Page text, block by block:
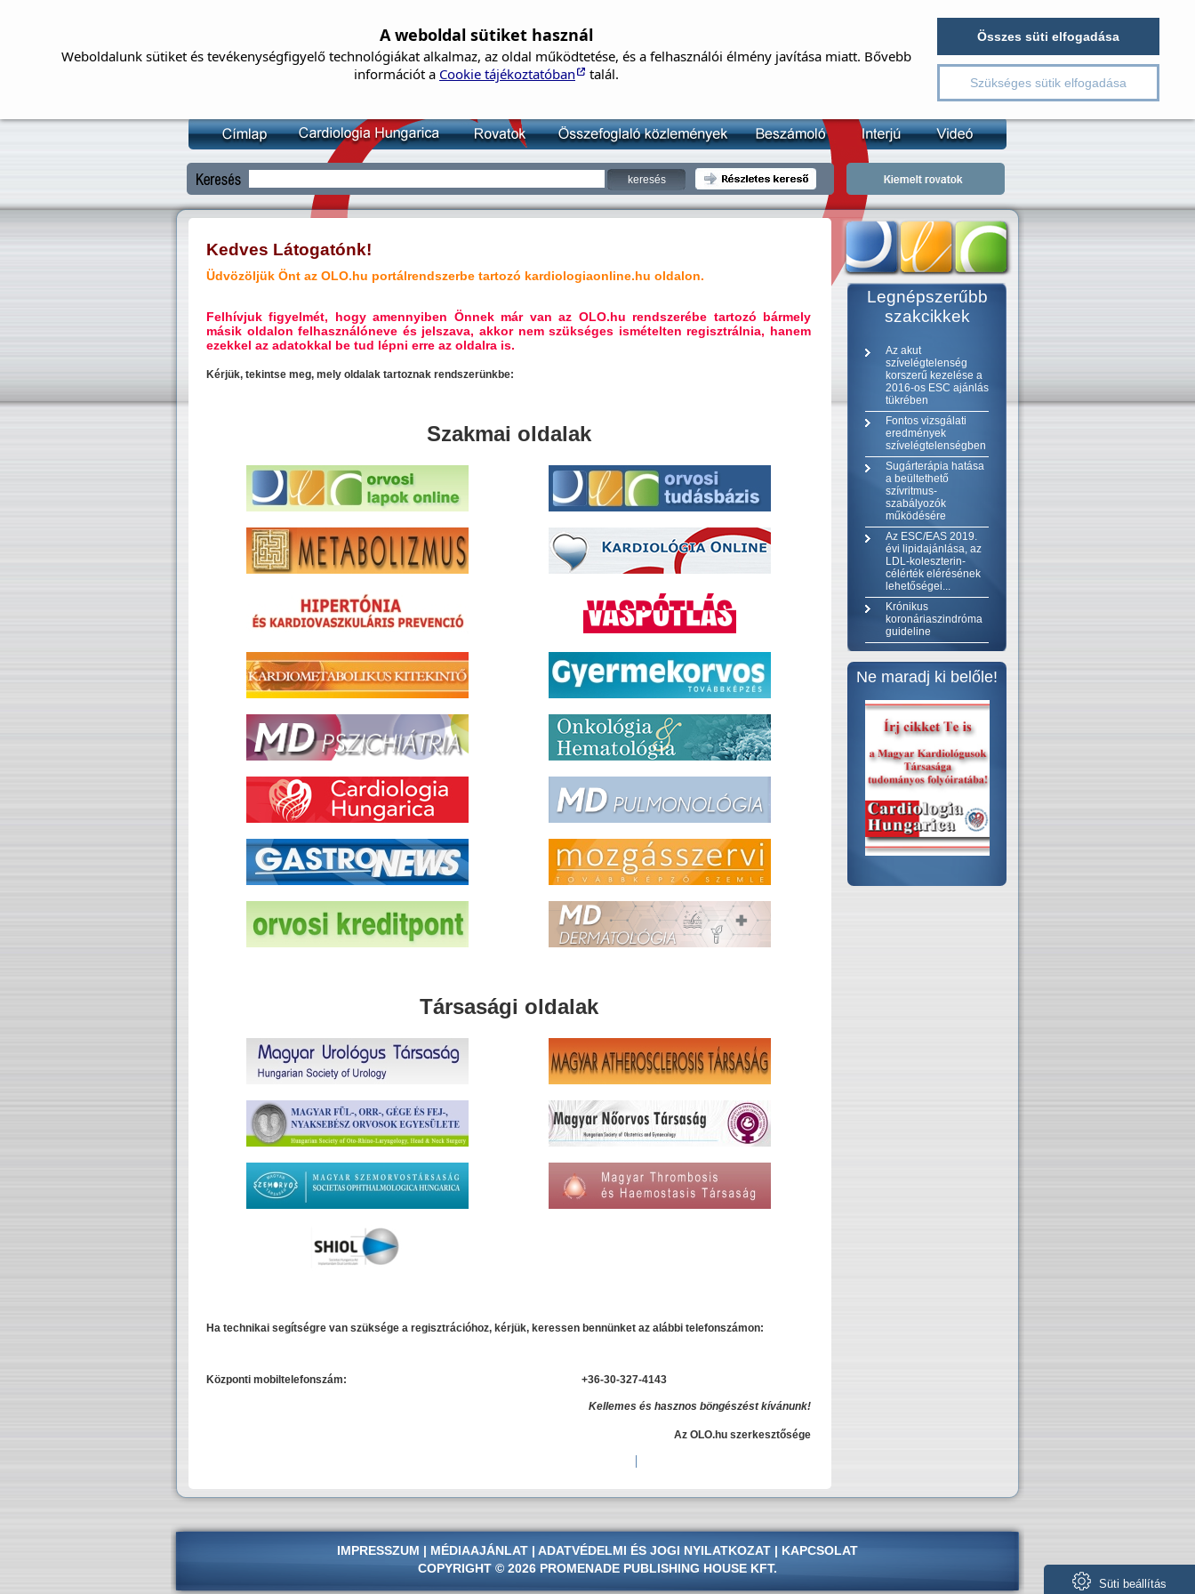
REGISZTRÁCIÓ
Név
jelszó emlékeztető
Kedves Látogatónk!
Üdvözöljük Önt az OLO.hu portálrendszerbe tartozó kardiologiaonline.hu oldalon.
Felhívjuk figyelmét, hogy amennyiben Önnek már van az OLO.hu rendszerébe tartozó bármely
másik oldalon felhasználóneve és jelszava, akkor nem szükséges ismételten regisztrálnia, hanem
ezekkel az adatokkal be tud lépni erre az oldalra is.
Kérjük, tekintse meg, mely oldalak tartoznak rendszerünkbe:
Szakmai oldalak
Társasági oldalak
Ha technikai segítségre van szüksége a regisztrációhoz, kérjük, keressen bennünket az alábbi telefonszámon:
Központi mobiltelefonszám: +36-30-327-4143
Kellemes és hasznos böngészést kívánunk!
Az OLO.hu szerkesztősége
Legnépszerűbb
szakcikkek
Az akut
szívelégtelenség
korszerű kezelése a
2016-os ESC ajánlás
tükrében
Fontos vizsgálati
eredmények
szívelégtelenségben
Sugárterápia hatása
a beültethető
szívritmus-
szabályozók
működésére
Az ESC/EAS 2019.
évi lipidajánlása, az
LDL-koleszterin-
célérték elérésének
lehetőségei...
Krónikus
koronáriaszindróma
guideline
Ne maradj ki belőle!
IMPRESSZUM | MÉDIAAJÁNLAT | ADATVÉDELMI ÉS JOGI NYILATKOZAT | KAPCSOLAT
COPYRIGHT © 2026 PROMENADE PUBLISHING HOUSE KFT.
A weboldal sütiket használ
Weboldalunk sütiket és tevékenységfigyelő technológiákat alkalmaz, az oldal működtetése, és a felhasználói élmény javítása miatt. Bővebb
információt a Cookie tájékoztatóban talál.
Összes süti elfogadása
Szükséges sütik elfogadása
Süti beállítás